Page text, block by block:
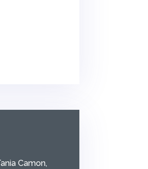
Camon,